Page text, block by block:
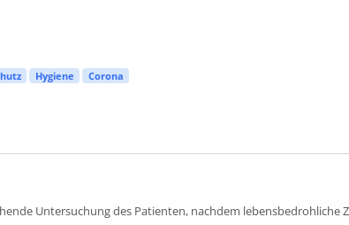
Hygiene Corona
Untersuchung des Patienten, nachdem